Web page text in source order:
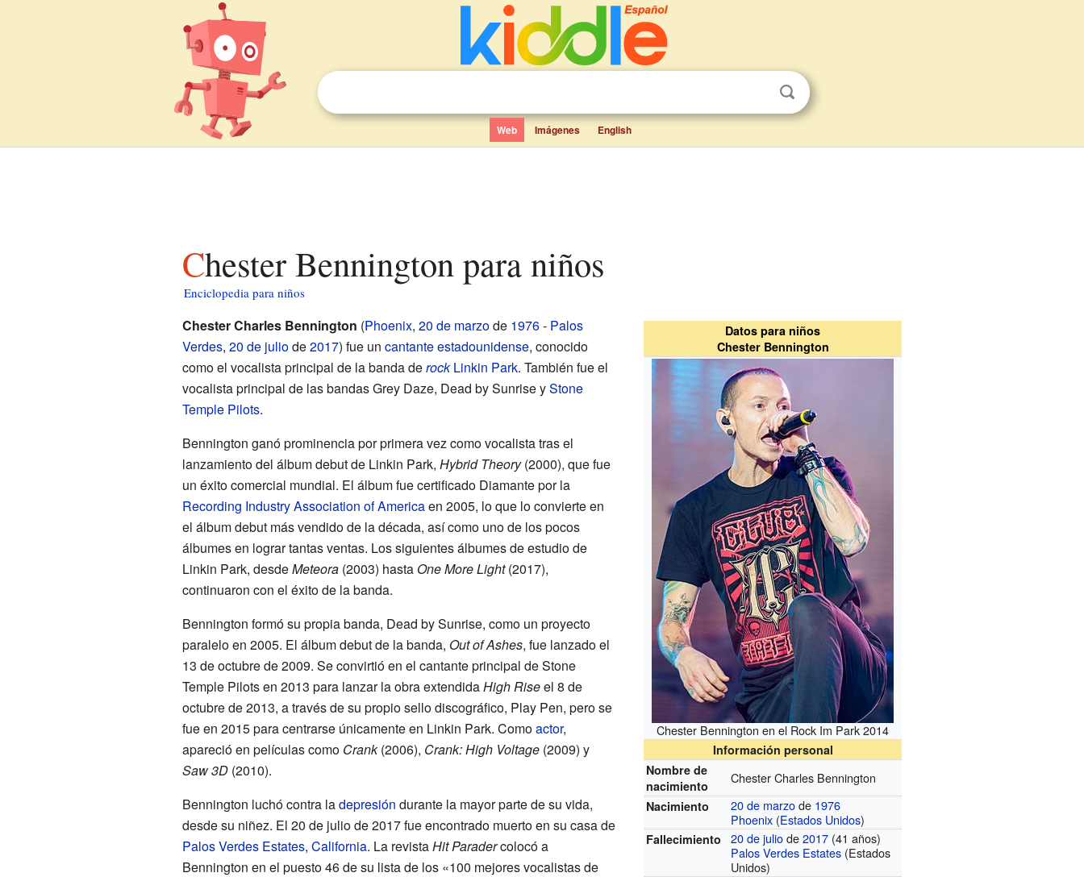
Web Imágenes English
Chester Bennington para niños
Enciclopedia para niños
Datos para niños
Chester Bennington
Chester Bennington en el Rock Im Park 2014
Información personal
Nombre de
nacimiento
Chester Charles Bennington
Nacimiento 20 de marzode 1976
Phoenix (Estados Unidos)
Fallecimiento 20 de juliode2017 (41 años)
Palos Verdes Estates (Estados
Unidos)
Chester Charles Bennington (Phoenix, 20 de marzode 1976- Palos
Verdes, 20 de juliode2017) fue un cantanteestadounidense, conocido
como el vocalista principal de la banda derock Linkin Park. También fue el
vocalista principal de las bandas Grey Daze, Dead by Sunrise yStone
Temple Pilots.
Bennington ganó prominencia por primera vez como vocalista tras el
lanzamiento del álbum debut de Linkin Park, Hybrid Theory(2000), que fue
un éxito comercial mundial. El álbum fue certificado Diamante por la
Recording Industry Association of Americaen 2005, lo que lo convierte en
el álbum debut más vendido de la década, así como uno de los pocos
álbumes en lograr tantas ventas. Los siguientes álbumes de estudio de
Linkin Park, desdeMeteora(2003) hasta One More Light(2017),
continuaron con el éxito de la banda.
Bennington formó su propia banda, Dead by Sunrise, como un proyecto
paralelo en 2005. El álbum debut de la banda, Out of Ashes, fue lanzado el
13 de octubre de 2009. Se convirtió en el cantante principal de Stone
Temple Pilots en 2013 para lanzar la obra extendidaHigh Riseel 8 de
octubre de 2013, a través de su propio sello discográfico, Play Pen, pero se
fue en 2015 para centrarse únicamente en Linkin Park. Comoactor,
apareció en películas como Crank(2006), Crank: High Voltage(2009) y
Saw 3D(2010).
Bennington luchó contra ladepresión durante la mayor parte de su vida,
desde su niñez. El 20 de julio de 2017 fue encontrado muerto en su casa de
Palos Verdes Estates, California. La revistaHit Paradercolocó a
Bennington en el puesto 46 de su lista de los «100 mejores vocalistas de